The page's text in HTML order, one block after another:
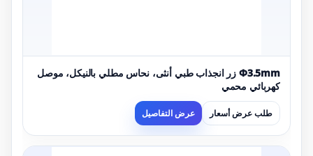
Φ3.5mm زر انجذاب طبي أنثى، نحاس مطلي بالنيكل، موصل
كهربائي محمي
طلب عرض أسعار عرض التفاصيل